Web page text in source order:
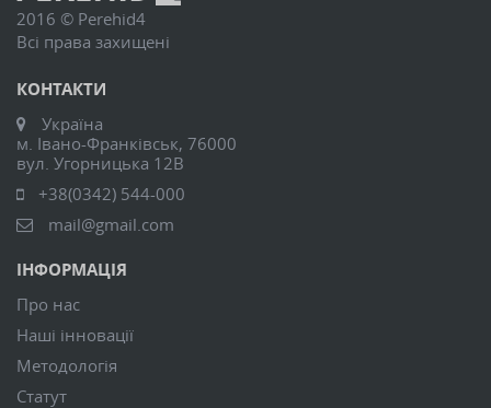
2016 © Perehid4
Всі права захищені
КОНТАКТИ
Україна
м. Івано-Франківськ, 76000
вул. Угорницька 12В
+38(0342) 544-000
mail@gmail.com
ІНФОРМАЦІЯ
Про нас
Наші інновації
Методологія
Статут